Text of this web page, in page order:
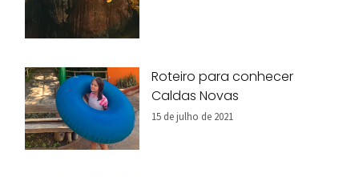
Roteiro para conhecer
Caldas Novas
15 de julho de 2021